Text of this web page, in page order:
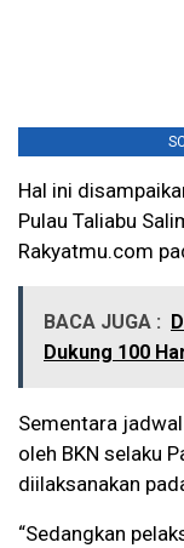
Hal ini
Pulau Taliabu
Rakyatmu.com
BACA JUGA :
Dukung 100
Sementara
oleh BKN selaku
diilaksanakan
“Sedangkan